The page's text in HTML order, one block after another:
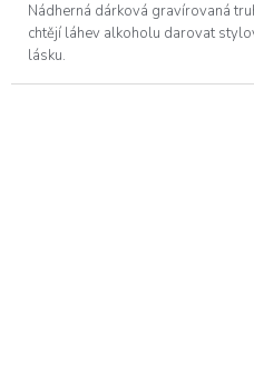
Nádherná dárková gravírovaná
chtějí láhev alkoholu darovat
lásku.